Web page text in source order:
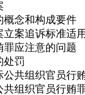
概念和构成要件
案追诉标准适
罪应注意的问题
处罚
共组织官员行
组织官员行贿